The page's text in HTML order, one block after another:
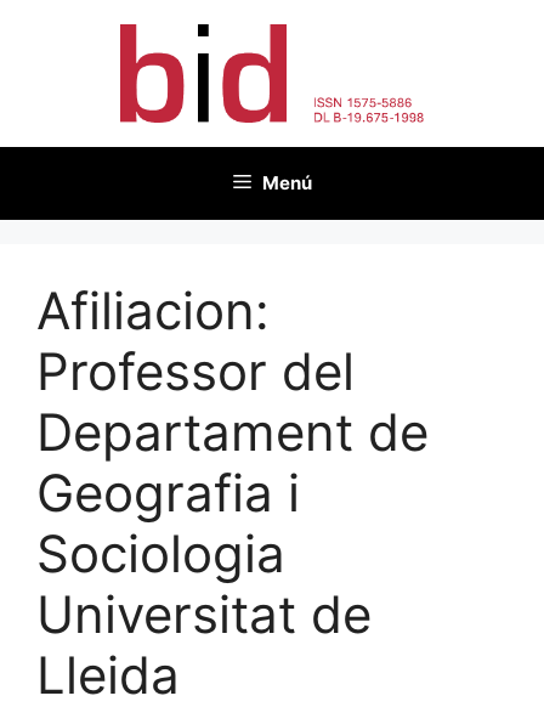
Menú
Afiliacion:
Professor del
Departament de
Geografia i
Sociologia
Universitat de
Lleida